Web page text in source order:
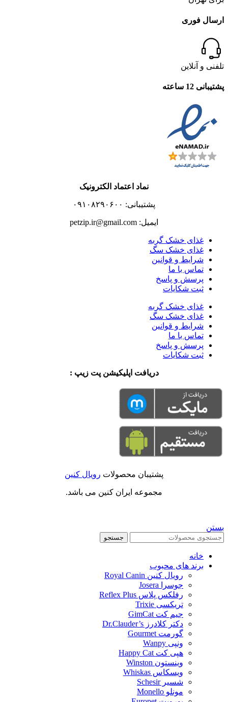
ارسال فوری
تلفنی و آنلاین
پشتیبانی 12 ساعته
نماد اعتماد الکترونیک
پشتیبانی: ۰۹۱۰۸۲۹۰۶۰۰
ایمیل: petzip.ir@gmail.com
غذای خشک گربه
غذای خشک سگ
شرایط و قوانین
تماس با ما
پرسش و پاسخ
ثبت شکایات
غذای خشک گربه
غذای خشک سگ
شرایط و قوانین
تماس با ما
پرسش و پاسخ
ثبت شکایات
دریافت اپلیکیشن پت زیپ :
پشتیبان محصولات رویال کنین
مجموعه ایران کنین می باشد.
بستن
جستجو
خانه
برند های محبوب
رویال کنین Royal Canin
جوسرا Josera
رفلکس پلاس Reflex Plus
تریکسی Trixie
جیم کت GimCat
دکتر کلادرز Dr.Clauder’s
گورمت Gourmet
ونپی Wanpy
هپی کت Happy Cat
وینستون Winston
ویسکاس Whiskas
شسیر Schesir
مونلو Monello